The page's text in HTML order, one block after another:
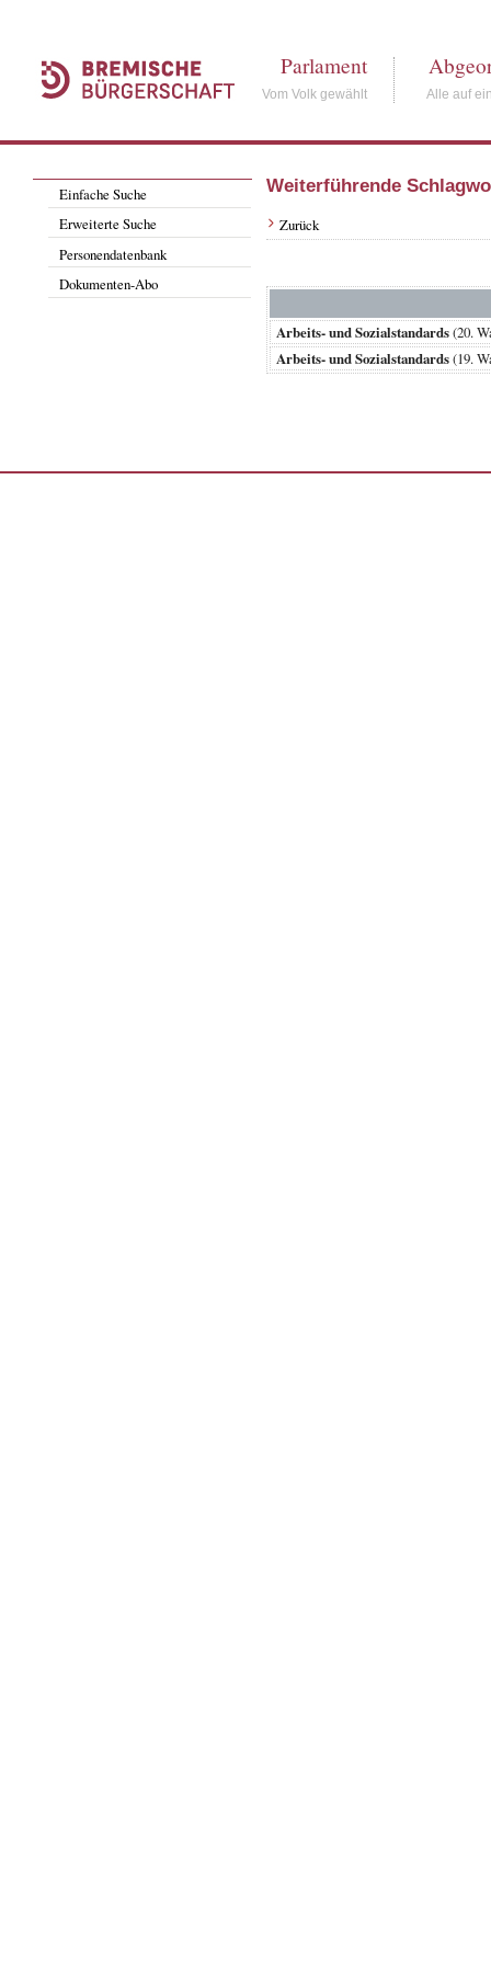
Parlament
Vom Volk gewählt Alle auf
Einfache Suche
Erweiterte Suche
Personendatenbank
Dokumenten-Abo
Weiterführende
Zurück
Arbeits- und Sozialstandards(20.
Arbeits- und Sozialstandards(19.